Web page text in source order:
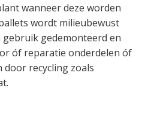
wanneer deze worden
wordt milieubewust
gedemonteerd en
óf reparatie onderdelen óf
recycling zoals